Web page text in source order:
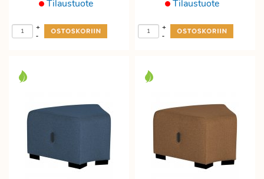
Tilaustuote
-
+
Tilaustuote
-
+